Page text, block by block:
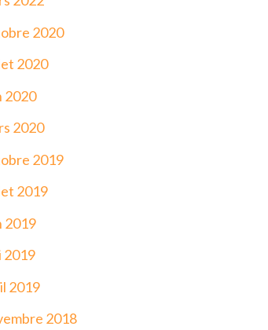
2020
2020
2020
2020
2019
2019
2019
2019
2019
2018